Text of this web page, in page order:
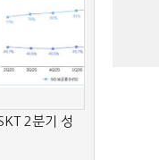
2분기 성